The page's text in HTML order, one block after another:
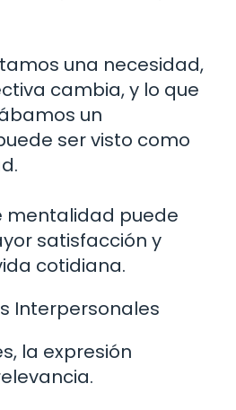
una necesidad,
cambia, y lo que
un
ser visto como
mentalidad puede
satisfacción y
cotidiana.
Interpersonales
la expresión